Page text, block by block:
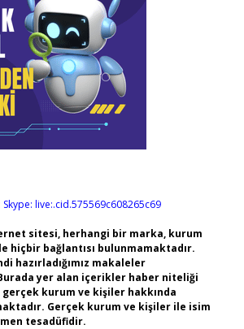
Skype: live:.cid.575569c608265c69
sitesi, herhangi bir marka, kurum
hiçbir bağlantısı bulunmamaktadır.
hazırladığımız makaleler
yer alan içerikler haber niteliği
kurum ve kişiler hakkında
Gerçek kurum ve kişiler ile isim
tesadüfidir.